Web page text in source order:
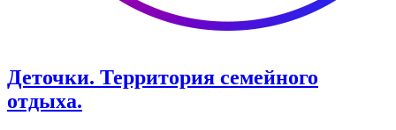
Деточки. Территория семейного
отдыха.